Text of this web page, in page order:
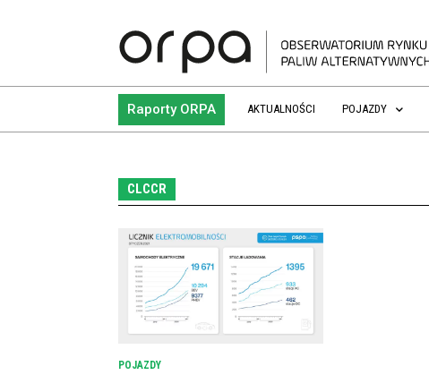
Raporty ORPA AKTUALNOŚCI POJAZDY
CLCCR
POJAZDY